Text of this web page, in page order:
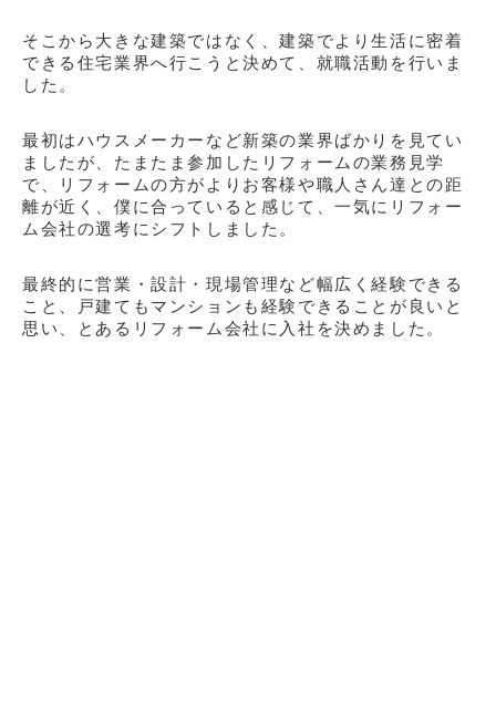
そこから大きな建築ではなく、建築でより生活に密着
できる住宅業界へ行こうと決めて、就職活動を行いま
した。
最初はハウスメーカーなど新築の業界ばかりを 見てい
ましたが 、たまたま参加したリフォームの業務見学
で、リフォームの方がよりお客様や職人さん達との距
離が近く、 僕に合っていると感じて、一気にリフォー
ム会社の選考にシフトしました。
最終的に営業・設計・現場管理など幅広く経験できる
こと、戸建てもマンションも経験できることが良いと
思い、
とあるリフォーム会社に 入社を決めました。